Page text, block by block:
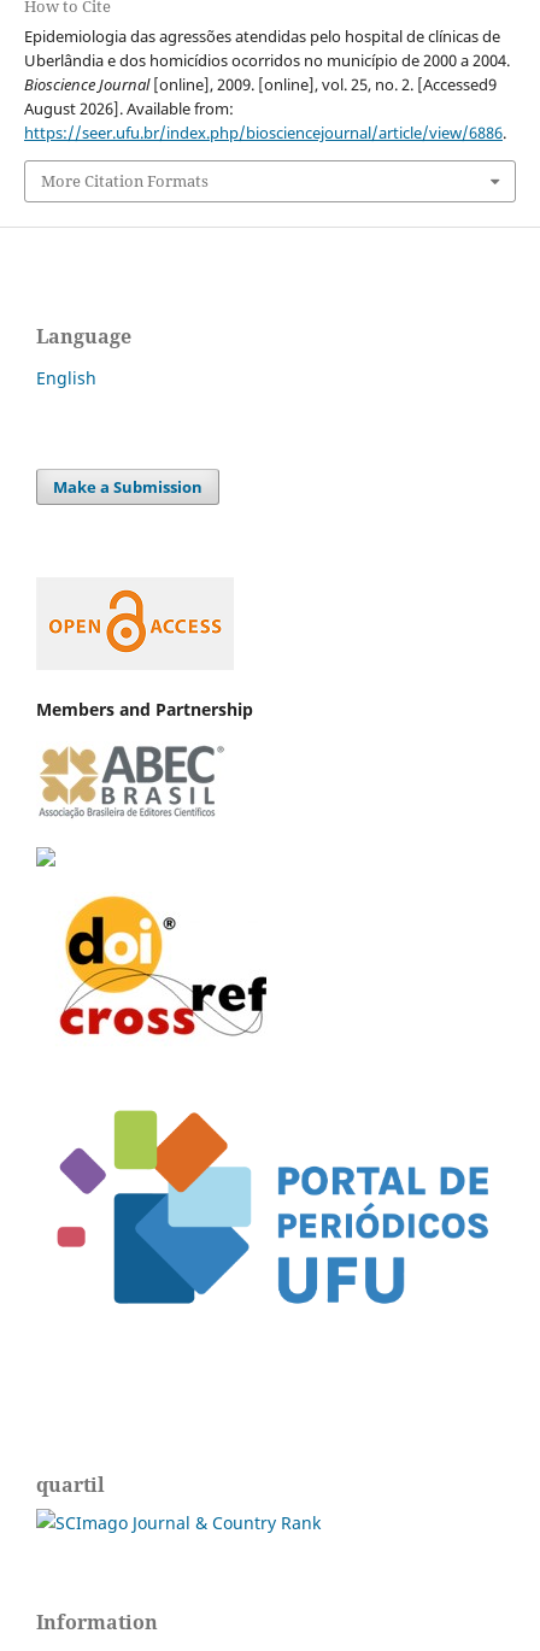
How to Cite
Epidemiologia das agressões atendidas pelo hospital de clínicas de
Uberlândia e dos homicídios ocorridos no município de 2000 a 2004.
Bioscience Journal[online], 2009. [online], vol. 25, no. 2. [Accessed9
August 2026]. Available from:
https://seer.ufu.br/index.php/biosciencejournal/article/view/6886.
More Citation Formats
Language
English
Make a Submission
Members and Partnership
quartil
Information